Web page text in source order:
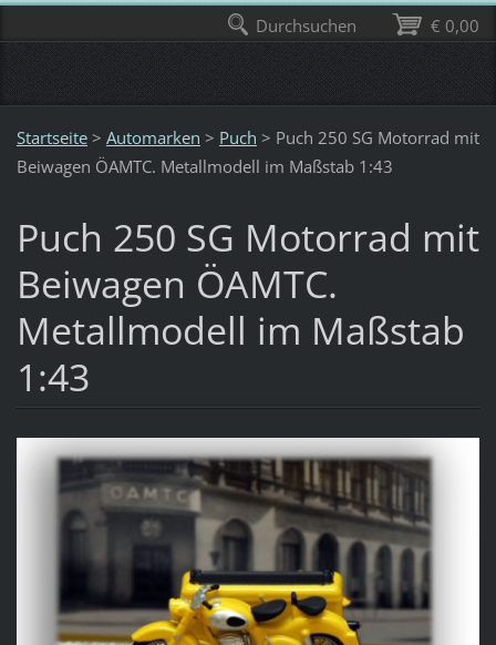
Startseite > Automarken > Puch > Puch 250 SG Motorrad mit
Beiwagen ÖAMTC. Metallmodell im Maßstab 1:43
Puch 250 SG Motorrad mit
Beiwagen ÖAMTC.
Metallmodell im Maßstab
1:43
€ 0,00
Durchsuchen